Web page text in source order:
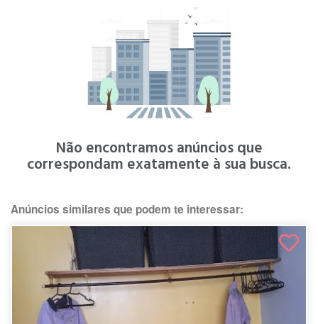
Não encontramos anúncios que
correspondam exatamente à sua busca.
Anúncios similares que podem te interessar: